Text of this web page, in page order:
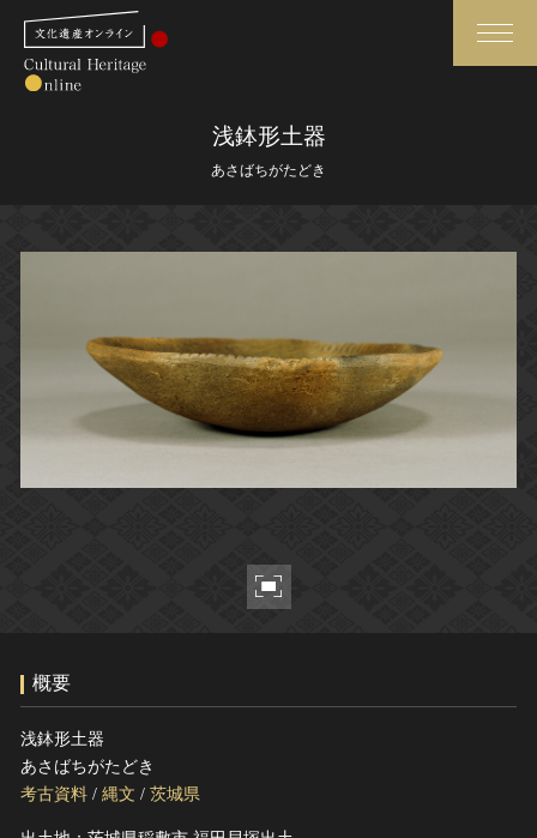
さらに詳細検索
カテゴリで見る
媒体資料・関連記事等
博物館、美術館の皆さまへ
文化庁よりご挨拶
このサイトについて
サイトのご意見はこちら
文化遺産データベース
浅鉢形土器
あさばちがたどき
概要
浅鉢形土器
あさばちがたどき
考古資料 / 縄文 / 茨城県